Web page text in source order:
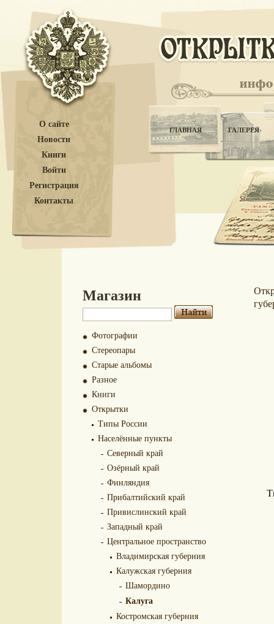
О сайте
Новости
Книги
Войти
Регистрация
Контакты
ГЛАВНАЯ ГАЛЕРЕЯ
Магазин
Фотографии
Стереопары
Старые альбомы
Разное
Книги
Открытки
Типы России
Населённые пункты
Северный край
Озёрный край
Финляндия
Прибалтийский край
Привислинский край
Западный край
Центральное пространство
Владимирская губерния
Калужская губерния
Шамордино
Калуга
Костромская губерния